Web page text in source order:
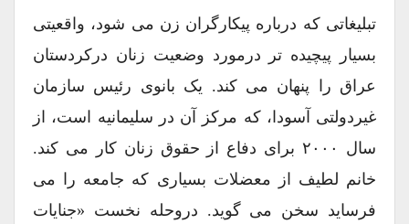
تبلیغاتی که درباره پیکارگران زن می شود، واقعیتی
بسیار پیچیده تر درمورد وضعیت زنان درکردستان
عراق را پنهان می کند. یک بانوی رئیس سازمان
غیردولتی آسودا، که مرکز آن در سلیمانیه است، از
سال ۲۰۰۰ برای دفاع از حقوق زنان کار می کند.
خانم لطیف از معضلات بسیاری که جامعه را می
فرساید سخن می گوید. دروحله نخست «جنایات